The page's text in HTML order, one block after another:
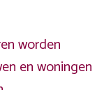
worden
en woningen